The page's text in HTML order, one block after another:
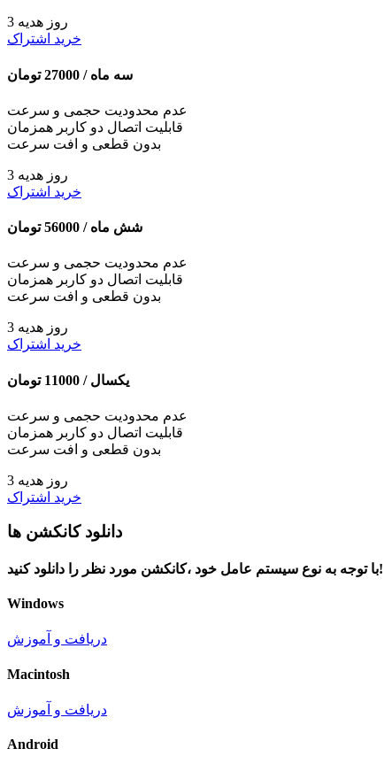
3 روز هدیه
خرید اشتراک
سه ماه / 27000 تومان
عدم محدودیت حجمی و سرعت
قابلیت اتصال دو کاربر همزمان
بدون قطعی و افت سرعت
3 روز هدیه
خرید اشتراک
شش ماه / 56000 تومان
عدم محدودیت حجمی و سرعت
قابلیت اتصال دو کاربر همزمان
بدون قطعی و افت سرعت
3 روز هدیه
خرید اشتراک
یکسال / 11000 تومان
عدم محدودیت حجمی و سرعت
قابلیت اتصال دو کاربر همزمان
بدون قطعی و افت سرعت
3 روز هدیه
خرید اشتراک
دانلود کانکشن ها
با توجه به نوع سیستم عامل خود ،کانکشن مورد نظر را دانلود کنید!
Windows
دریافت و آموزش
Macintosh
دریافت و آموزش
Android